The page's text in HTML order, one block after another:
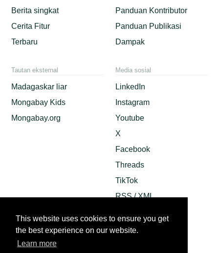
This website uses cookies to ensure you get
the best experience on our website.
Learn more
Berita singkat
Cerita Fitur
Terbaru
Panduan Kontributor
Panduan Publikasi
Dampak
Tautan eksternal
Madagaskar liar
Mongabay Kids
Mongabay.org
Media sosial
LinkedIn
Instagram
Youtube
X
Facebook
Threads
TikTok
RSS / XML
Android App